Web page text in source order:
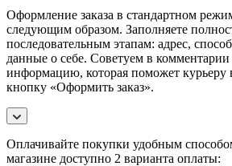
Оформление заказа в стандартном
следующим образом. Заполняете
последовательным этапам: адрес,
данные о себе. Советуем в комментарии
информацию, которая поможет курьеру
кнопку «Оформить заказ».
Оплачивайте покупки удобным
магазине доступно 2 варианта оплаты: